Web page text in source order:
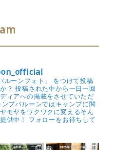
ルーンフォト」 をつけて投稿
？ 投稿された中から一日一回
ィアへの掲載をさせていただ
ンプバルーンではキャンプに関
モヤをワクワクに変えるそん
供中！
フォローをお待ちして